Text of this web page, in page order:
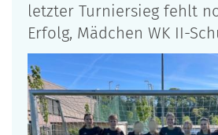
letzter Turniersieg fehlt
Erfolg, Mädchen WK II-